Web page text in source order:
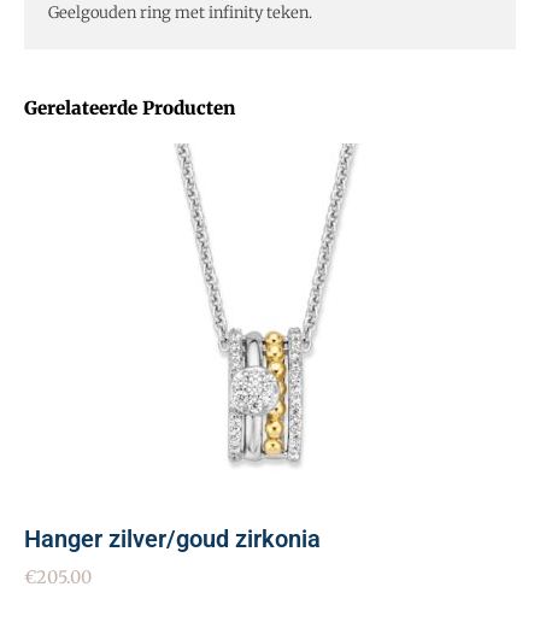
Gerelateerde Producten
Hanger zilver/goud zirkonia
€205.00
Geelgouden ring met infinity teken.